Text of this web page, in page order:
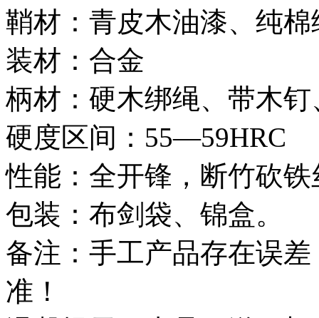
鞘材：青皮木油漆、纯棉
装材：合金
柄材：硬木绑绳、带木
硬度区间：55—59HRC
性能：全开锋，断竹砍铁
包装：布剑袋、锦盒。
备注：手工产品存在误
准！